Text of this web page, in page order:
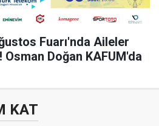
Fuarı'nda Aileler
Osman Doğan KAFUM'da
KAT